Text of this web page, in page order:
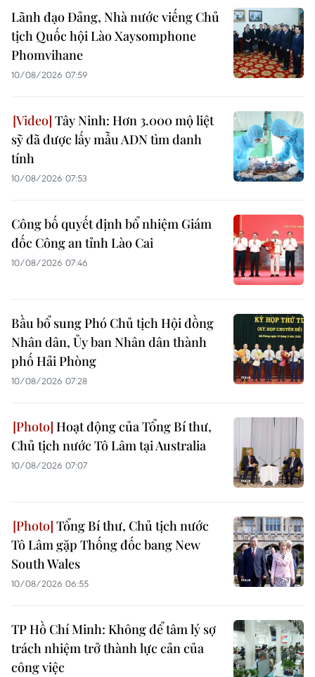
Lãnh đạo Đảng, Nhà nước viếng Chủ
tịch Quốc hội Lào Xaysomphone
Phomvihane
10/08/2026 07:59
Tây Ninh: Hơn 3.000 mộ liệt
sỹ đã được lấy mẫu ADN tìm danh
tính
10/08/2026 07:53
Công bố quyết định bổ nhiệm Giám
đốc Công an tỉnh Lào Cai
10/08/2026 07:46
Bầu bổ sung Phó Chủ tịch Hội đồng
Nhân dân, Ủy ban Nhân dân thành
phố Hải Phòng
10/08/2026 07:28
Hoạt động của Tổng Bí thư,
Chủ tịch nước Tô Lâm tại Australia
10/08/2026 07:07
Tổng Bí thư, Chủ tịch nước
Tô Lâm gặp Thống đốc bang New
South Wales
10/08/2026 06:55
TP Hồ Chí Minh: Không để tâm lý sợ
trách nhiệm trở thành lực cản của
công việc